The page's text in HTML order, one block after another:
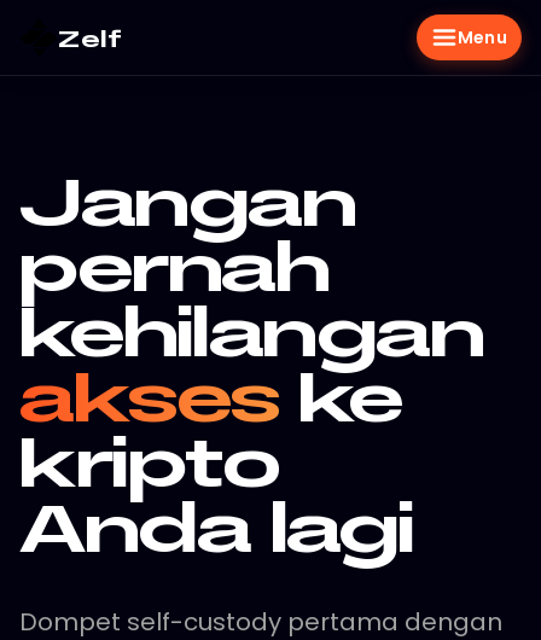
Zelf Menu
Jangan
pernah
kehilangan
akseske
kripto
Anda lagi
Dompet self-custody pertama dengan